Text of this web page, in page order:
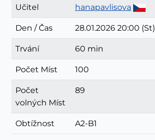
Učitel hanapavlisova
Den / Čas 28.01.2026 20:00 (St)
Trvání 60 min
Počet Míst 100
Počet
volných Míst
89
Obtížnost A2-B1